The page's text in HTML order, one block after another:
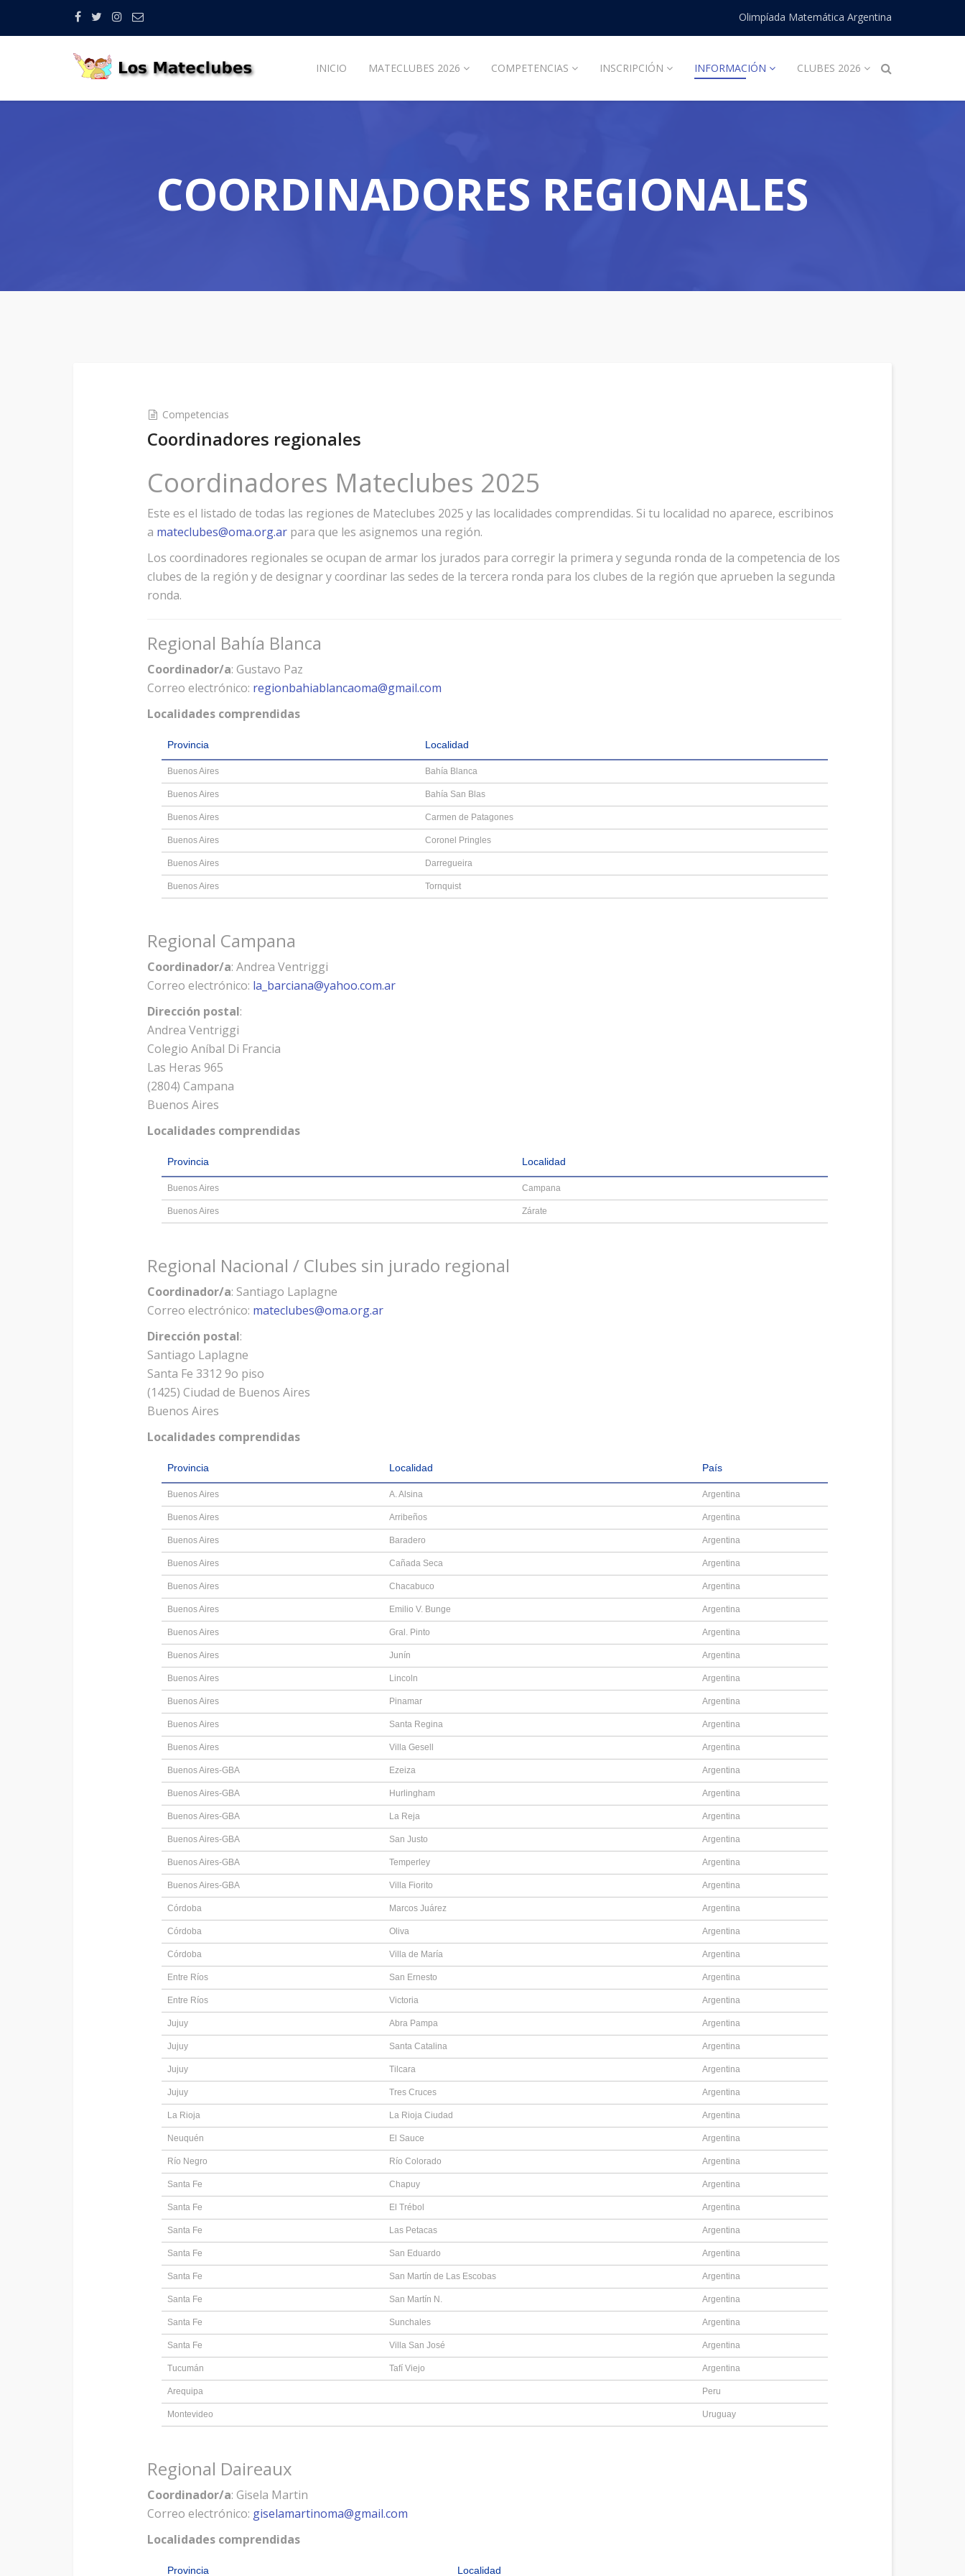
Olimpíada Matemática Argentina
INICIO MATECLUBES 2026 COMPETENCIAS INSCRIPCIÓN INFORMACIÓN CLUBES 2026
COORDINADORES REGIONALES
Competencias
Coordinadores regionales
Coordinadores Mateclubes 2025
Este es el listado de todas las regiones de Mateclubes 2025 y las localidades comprendidas. Si tu localidad no aparece, escribinos
a mateclubes@oma.org.ar para que les asignemos una región.
Los coordinadores regionales se ocupan de armar los jurados para corregir la primera y segunda ronda de la competencia de los
clubes de la región y de designar y coordinar las sedes de la tercera ronda para los clubes de la región que aprueben la segunda
ronda.
Regional Bahía Blanca
Coordinador/a: Gustavo Paz
Correo electrónico: regionbahiablancaoma@gmail.com
Localidades comprendidas
Provincia Localidad
Buenos Aires Bahía Blanca
Buenos Aires Bahía San Blas
Buenos Aires Carmen de Patagones
Buenos Aires Coronel Pringles
Buenos Aires Darregueira
Buenos Aires Tornquist
Regional Campana
Coordinador/a: Andrea Ventriggi
Correo electrónico: la_barciana@yahoo.com.ar
Dirección postal:
Andrea Ventriggi
Colegio Aníbal Di Francia
Las Heras 965
(2804) Campana
Buenos Aires
Localidades comprendidas
Provincia Localidad
Buenos Aires Campana
Buenos Aires Zárate
Regional Nacional / Clubes sin jurado regional
Coordinador/a: Santiago Laplagne
Correo electrónico: mateclubes@oma.org.ar
Dirección postal:
Santiago Laplagne
Santa Fe 3312 9o piso
(1425) Ciudad de Buenos Aires
Buenos Aires
Localidades comprendidas
Provincia Localidad País
Buenos Aires A. Alsina Argentina
Buenos Aires Arribeños Argentina
Buenos Aires Baradero Argentina
Buenos Aires Cañada Seca Argentina
Buenos Aires Chacabuco Argentina
Buenos Aires Emilio V. Bunge Argentina
Buenos Aires Gral. Pinto Argentina
Buenos Aires Junín Argentina
Buenos Aires Lincoln Argentina
Buenos Aires Pinamar Argentina
Buenos Aires Santa Regina Argentina
Buenos Aires Villa Gesell Argentina
Buenos Aires-GBA Ezeiza Argentina
Buenos Aires-GBA Hurlingham Argentina
Buenos Aires-GBA La Reja Argentina
Buenos Aires-GBA San Justo Argentina
Buenos Aires-GBA Temperley Argentina
Buenos Aires-GBA Villa Fiorito Argentina
Córdoba Marcos Juárez Argentina
Córdoba Oliva Argentina
Córdoba Villa de María Argentina
Entre Ríos San Ernesto Argentina
Entre Ríos Victoria Argentina
Jujuy Abra Pampa Argentina
Jujuy Santa Catalina Argentina
Jujuy Tilcara Argentina
Jujuy Tres Cruces Argentina
La Rioja La Rioja Ciudad Argentina
Neuquén El Sauce Argentina
Río Negro Río Colorado Argentina
Santa Fe Chapuy Argentina
Santa Fe El Trébol Argentina
Santa Fe Las Petacas Argentina
Santa Fe San Eduardo Argentina
Santa Fe San Martín de Las Escobas Argentina
Santa Fe San Martín N. Argentina
Santa Fe Sunchales Argentina
Santa Fe Villa San José Argentina
Tucumán Tafí Viejo Argentina
Arequipa Peru
Montevideo Uruguay
Regional Daireaux
Coordinador/a: Gisela Martin
Correo electrónico: giselamartinoma@gmail.com
Localidades comprendidas
Provincia Localidad